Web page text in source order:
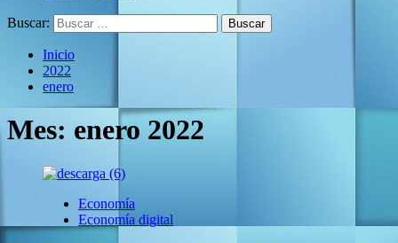
Buscar:
Inicio
2022
enero
Mes: enero 2022
Economía
Economía digital